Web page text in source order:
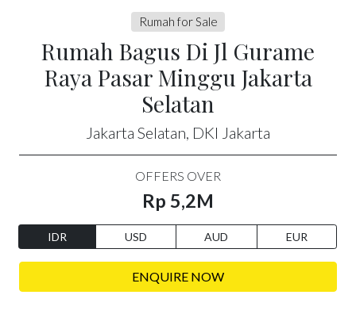
Rumah for Sale
Rumah Bagus Di Jl Gurame
Raya Pasar Minggu Jakarta
Selatan
Jakarta Selatan, DKI Jakarta
OFFERS OVER
Rp 5,2M
IDR USD AUD EUR
ENQUIRE NOW